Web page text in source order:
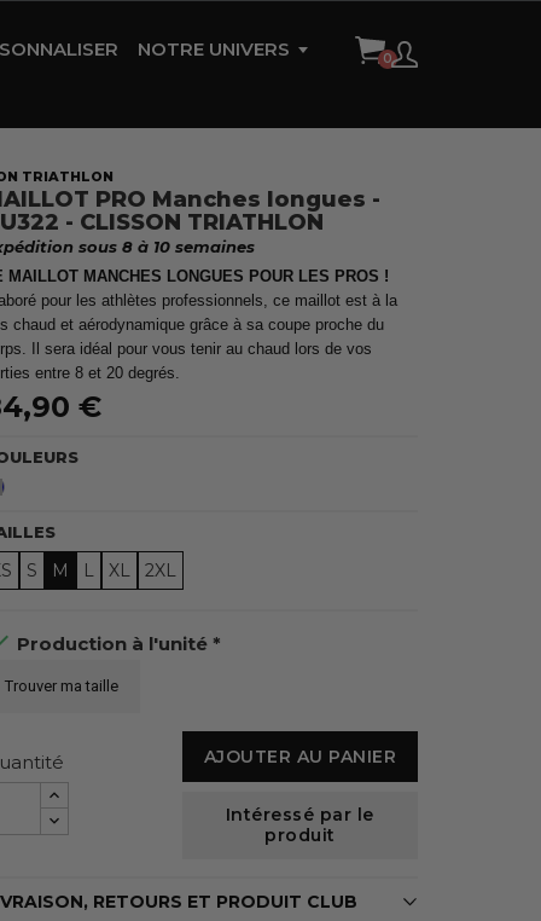
NOTRE UNIVERS
RÉFÉRENCES
CONTACT
TRIATHLON
PRO Manches longues -
- CLISSON TRIATHLON
sous 8 à 10 semaines
MAILLOT MANCHES LONGUES POUR LES PROS !
pour les athlètes professionnels, ce maillot est à la
chaud et aérodynamique grâce à sa coupe proche du
Il sera idéal pour vous tenir au chaud lors de vos
entre 8 et 20 degrés.
€
Bleu
S M L XL 2XL
Production à l'unité *
Trouver ma taille
AJOUTER AU PANIER
Intéressé par le
produit
RETOURS ET PRODUIT CLUB